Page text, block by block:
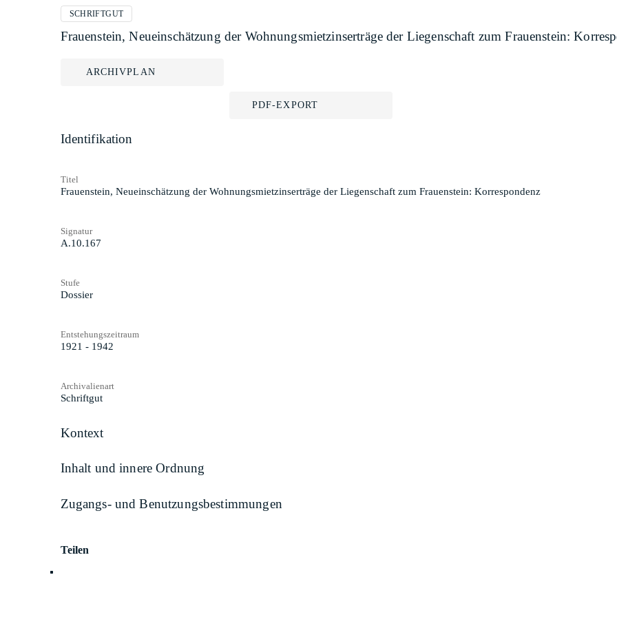
SCHRIFTGUT
Frauenstein, Neueinschätzung der Wohnungsmietzinserträge der Liegenschaft zum Frauenstein:
ARCHIVPLAN
PDF-EXPORT
Identifikation
Titel
Frauenstein, Neueinschätzung der Wohnungsmietzinserträge der Liegenschaft zum Frauenstein: Korrespondenz
Signatur
A.10.167
Stufe
Dossier
Entstehungszeitraum
1921 - 1942
Archivalienart
Schriftgut
Kontext
Inhalt und innere Ordnung
Zugangs- und Benutzungsbestimmungen
Teilen